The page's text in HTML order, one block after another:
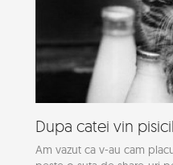
Dupa catei vin
Am vazut ca v-au cam